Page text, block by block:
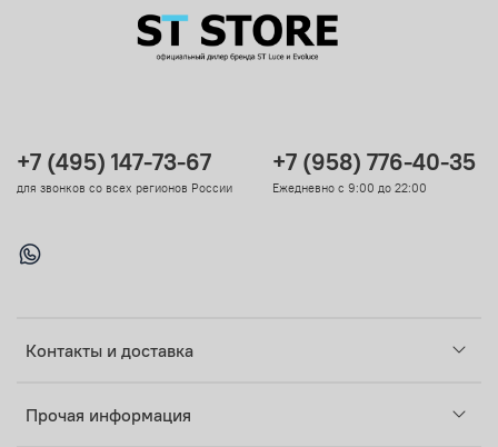
Контакты и доставка
Прочая информация
+7 (495) 147-73-67
для звонков со всех регионов России
+7 (958) 776-40-35
Ежедневно с 9:00 до 22:00